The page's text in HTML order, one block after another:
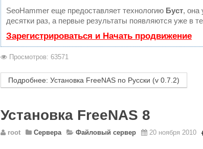
SeoHammer еще предоставляет технологию Буст, она
десятки раз, а первые результаты появляются уже в
Зарегистрироваться и Начать продвижение
Просмотров: 63571
Подробнее: Установка FreeNAS по Русски (v 0.7.2)
Установка FreeNAS 8
root Сервера Файловый сервер 20 ноября 2010